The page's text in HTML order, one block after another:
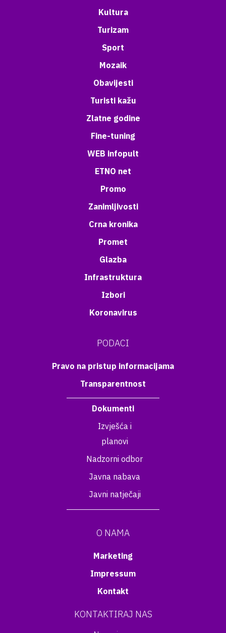
Kultura
Turizam
Sport
Mozaik
Obavijesti
Turisti kažu
Zlatne godine
Fine-tuning
WEB infopult
ETNO net
Promo
Zanimljivosti
Crna kronika
Promet
Glazba
Infrastruktura
Izbori
Koronavirus
PODACI
Pravo na pristup informacijama
Transparentnost
Dokumenti
Izvješća i
planovi
Nadzorni odbor
Javna nabava
Javni natječaji
O NAMA
Marketing
Impressum
Kontakt
KONTAKTIRAJ NAS